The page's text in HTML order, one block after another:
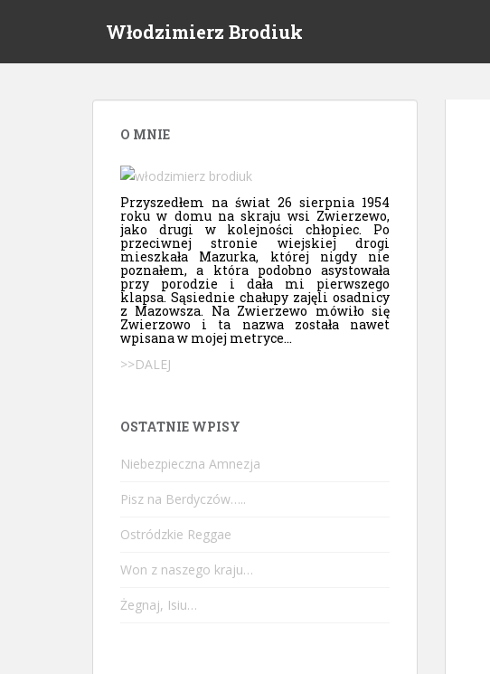
Włodzimierz Brodiuk
O MNIE
Przyszedłem na świat 26 sierpnia 1954
roku w domu na skraju wsi Zwierzewo,
jako drugi w kolejności chłopiec. Po
przeciwnej stronie wiejskiej drogi
mieszkała Mazurka, której nigdy nie
poznałem, a która podobno asystowała
przy porodzie i dała mi pierwszego
klapsa. Sąsiednie chałupy zajęli osadnicy
z Mazowsza. Na Zwierzewo mówiło się
Zwierzowo i ta nazwa została nawet
wpisana w mojej metryce...
>>DALEJ
OSTATNIE WPISY
Niebezpieczna Amnezja
Pisz na Berdyczów…..
Ostródzkie Reggae
Won z naszego kraju…
Żegnaj, Isiu…